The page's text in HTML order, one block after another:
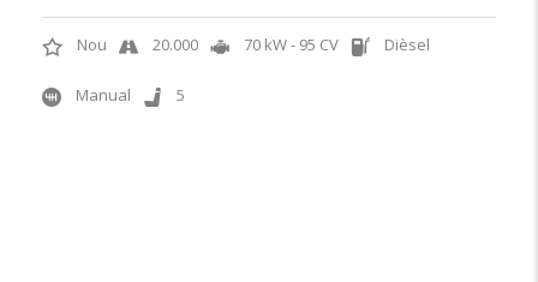
Nou 20.000 70 kW - 95 CV Dièsel
Manual 5